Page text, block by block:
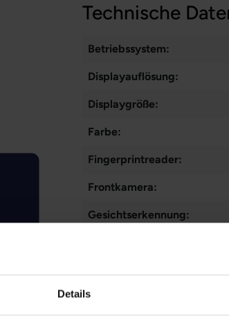
Details
Technische
Betriebssystem:
Displayauflösung:
Displaygröße:
Farbe:
Fingerprintreader:
Frontkamera:
Gesichtserkennung:
Markteinführung: